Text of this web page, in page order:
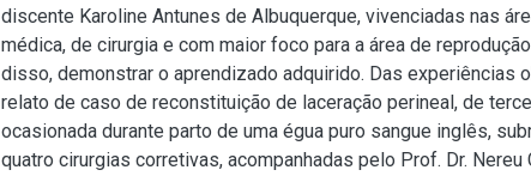
discente Karoline Antunes de Albuquerque, vivenciadas nas
médica, de cirurgia e com maior foco para a área de
disso, demonstrar o aprendizado adquirido. Das experiências
relato de caso de reconstituição de laceração perineal, de
ocasionada durante parto de uma égua puro sangue inglês,
quatro cirurgias corretivas, acompanhadas pelo Prof. Dr. Nereu